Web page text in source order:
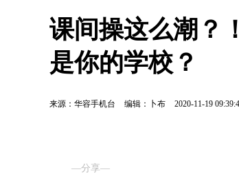
课间操这么潮？
是你的学校？
来源：华容手机台 编辑：卜布 2020-11-19
—分享—